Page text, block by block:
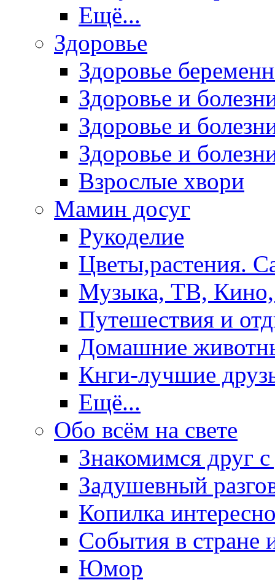
Ещё...
Здоровье
Здоровье
Здоровье и
Здоровье и
Здоровье и
Взрослые хвори
Мамин досуг
Рукоделие
Цветы,растения.
Музыка, ТВ,
Путешествия и
Домашние
Кнги-лучшие
Ещё...
Обо всём на свете
Знакомимся друг
Задушевный
Копилка
События в стране
Юмор